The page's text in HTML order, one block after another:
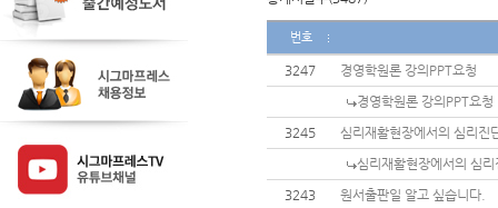
번호
3247
경영학원론 강의PPT요청
경영학원론 강의PPT요청
3245
심리재활현장에서의 심리진
심리재활현장에서의 심
3243
원서출판일 알고 싶습니다.